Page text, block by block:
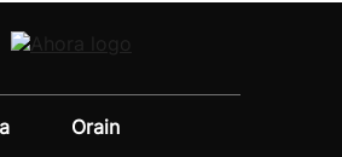
Orain